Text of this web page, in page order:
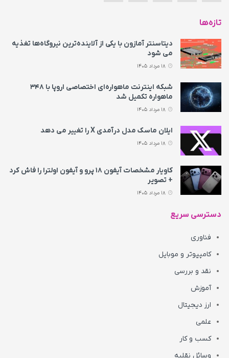
تازه‌ها
دیتاسنتر آمازون با یکی از آلاینده‌ترین نیروگاه‌ها تغذیه
می‌ شود
شبکه اینترنت ماهواره‌ای اختصاصی اروپا با ۳۴۸
ماهواره تکمیل شد
ایلان ماسک مدل درآمدی X را تغییر می‌ دهد
کاویار مشخصات آیفون ۱۸ پرو و آیفون اولترا را فاش کرد
+ تصویر
دسترسی سریع
فناوری
کامپیوتر و موبایل
نقد و بررسی
آموزش
ارز دیجیتال
علمی
کسب و کار
وسائل نقلیه